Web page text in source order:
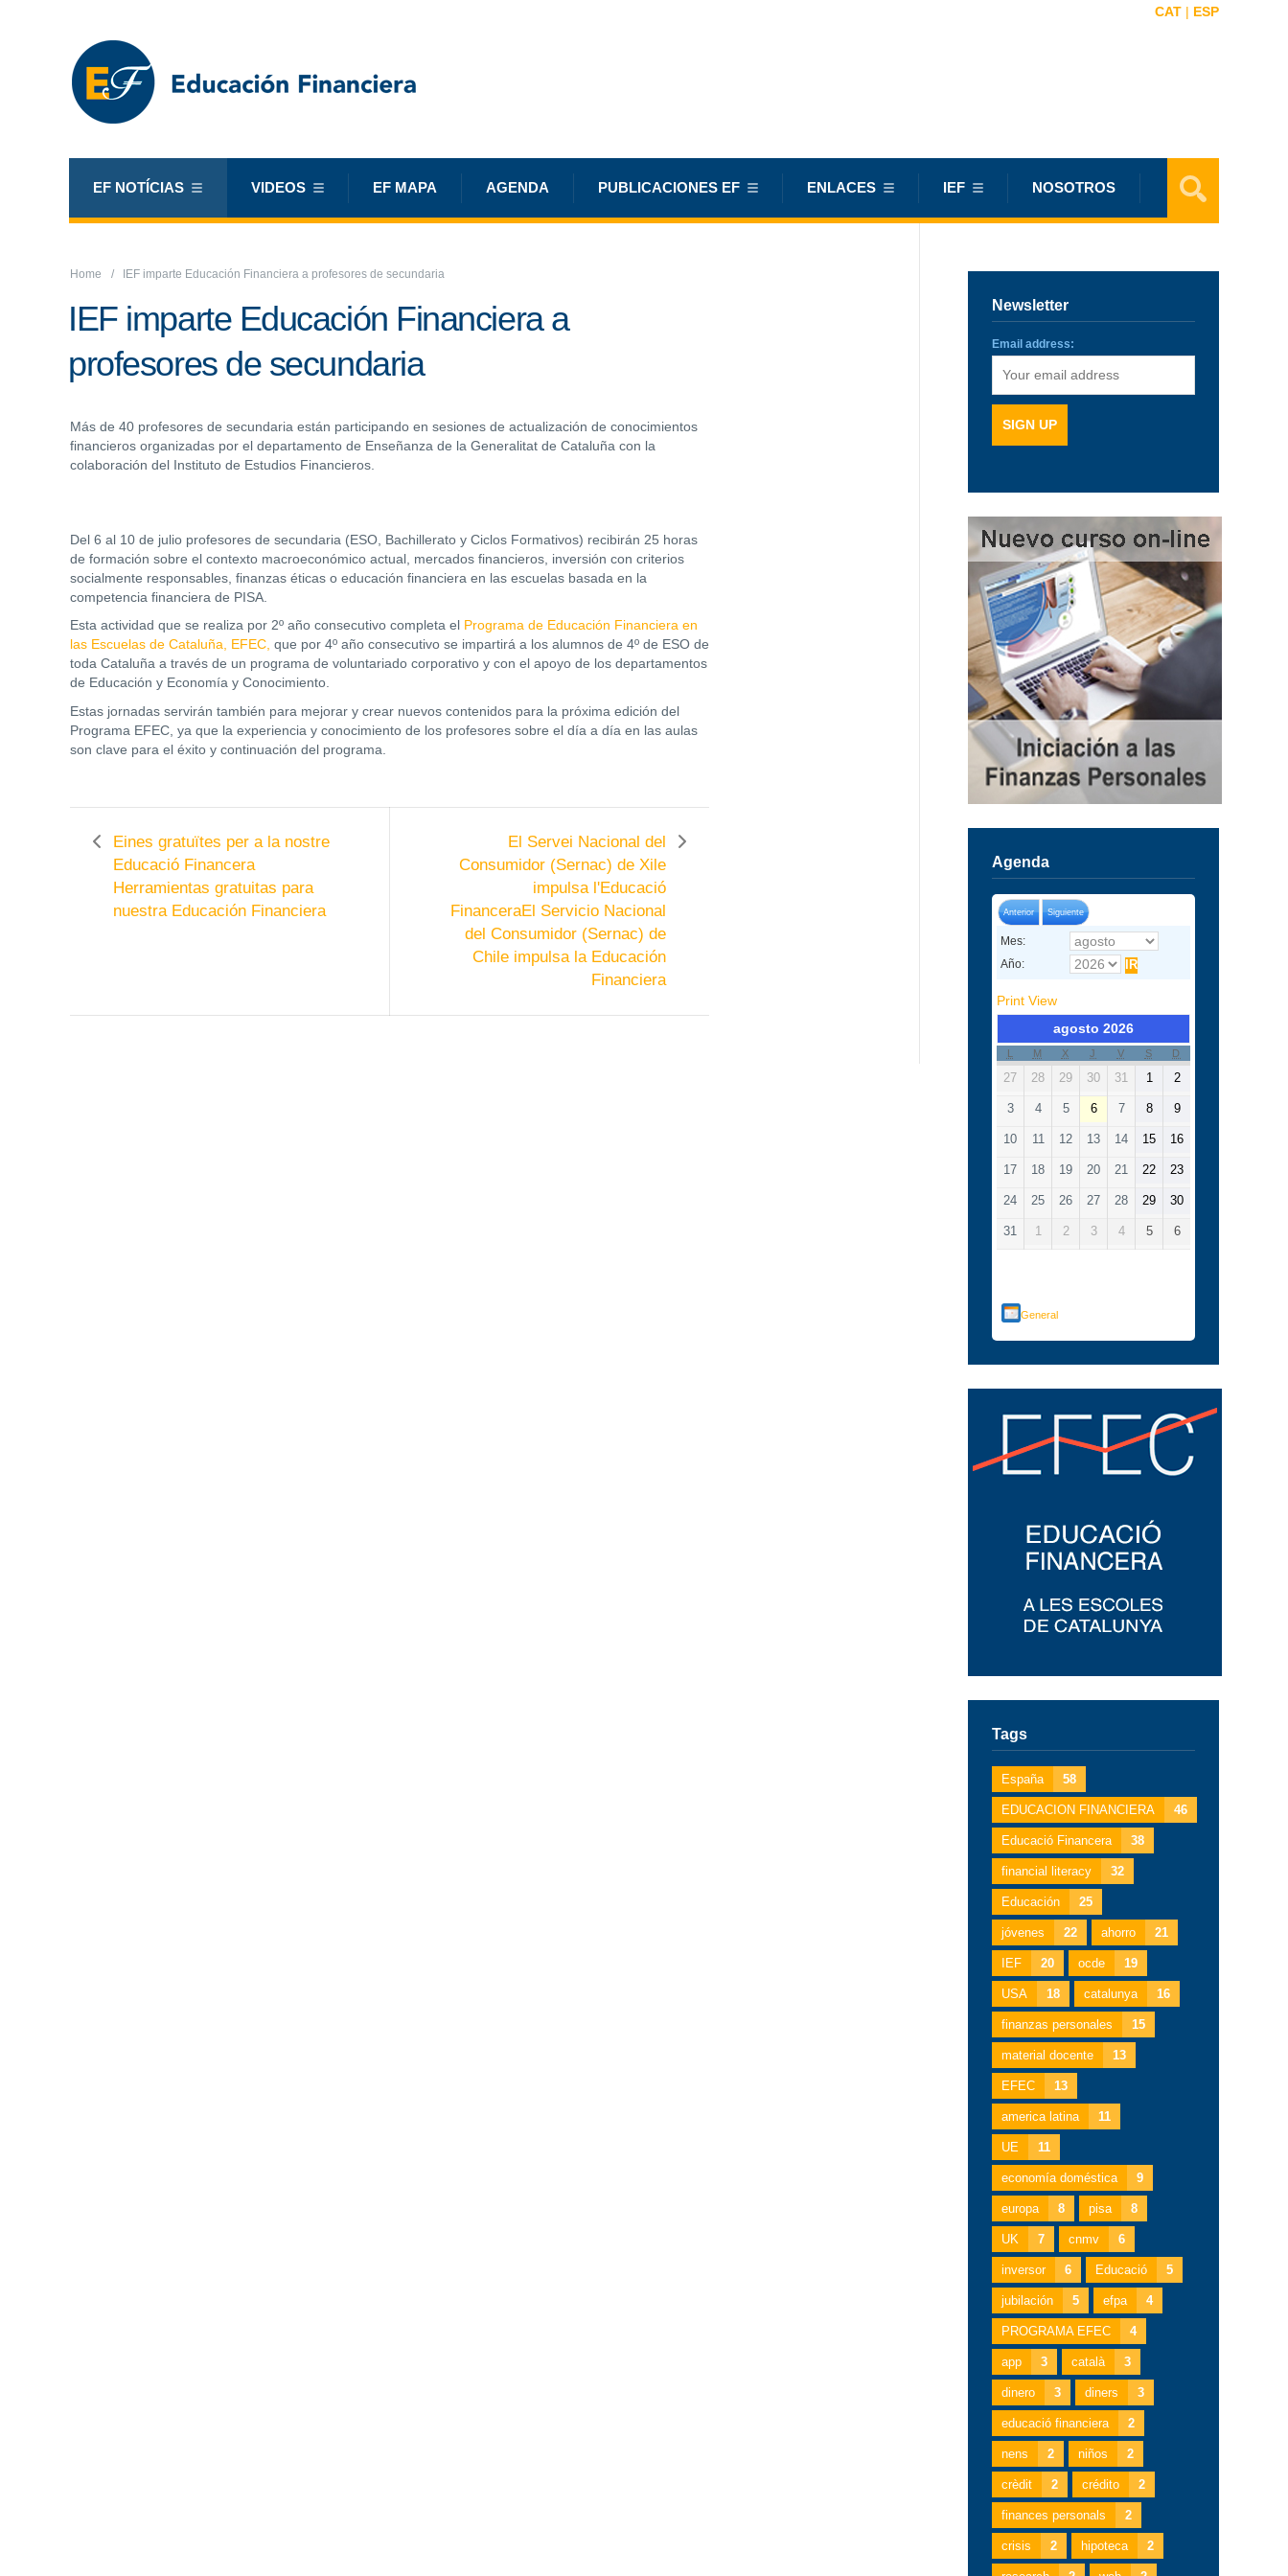
CAT | ESP
EF NOTÍCIAS VIDEOS EF MAPA AGENDA PUBLICACIONES EF ENLACES IEF NOSOTROS
Home IEF imparte Educación Financiera a profesores de secundaria
IEF imparte Educación Financiera a
profesores de secundaria
Más de 40 profesores de secundaria están participando en sesiones de actualización de conocimientos
financieros organizadas por el departamento de Enseñanza de la Generalitat de Cataluña con la
colaboración del Instituto de Estudios Financieros.
Del 6 al 10 de julio profesores de secundaria (ESO, Bachillerato y Ciclos Formativos) recibirán 25 horas
de formación sobre el contexto macroeconómico actual, mercados financieros, inversión con criterios
socialmente responsables, finanzas éticas o educación financiera en las escuelas basada en la
competencia financiera de PISA.
Esta actividad que se realiza por 2º año consecutivo completa el Programa de Educación Financiera en
las Escuelas de Cataluña, EFEC, que por 4º año consecutivo se impartirá a los alumnos de 4º de ESO de
toda Cataluña a través de un programa de voluntariado corporativo y con el apoyo de los departamentos
de Educación y Economía y Conocimiento.
Estas jornadas servirán también para mejorar y crear nuevos contenidos para la próxima edición del
Programa EFEC, ya que la experiencia y conocimiento de los profesores sobre el día a día en las aulas
son clave para el éxito y continuación del programa.
Eines gratuïtes per a la nostre
Educació Financera
Herramientas gratuitas para
nuestra Educación Financiera
El Servei Nacional del
Consumidor (Sernac) de Xile
impulsa l'Educació
FinanceraEl Servicio Nacional
del Consumidor (Sernac) de
Chile impulsa la Educación
Financiera
Newsletter
Email address:
Agenda
Anterior Siguiente
Mes:
Año:
Print View
agosto 2026
L M X J V S D
27 28 29 30 31 1 2
3 4 5 6 7 8 9
10 11 12 13 14 15 16
17 18 19 20 21 22 23
24 25 26 27 28 29 30
31 1 2 3 4 5 6
General
Tags
España 58
EDUCACION FINANCIERA 46
Educació Financera 38
financial literacy 32
Educación 25
jóvenes 22 ahorro 21
IEF 20 ocde 19
USA 18 catalunya 16
finanzas personales 15
material docente 13
EFEC 13
america latina 11
UE 11
economía doméstica 9
europa 8 pisa 8
UK 7 cnmv 6
inversor 6 Educació 5
jubilación 5 efpa 4
PROGRAMA EFEC 4
app 3 català 3
dinero 3 diners 3
educació financiera 2
nens 2 niños 2
crèdit 2 crédito 2
finances personals 2
crisis 2 hipoteca 2